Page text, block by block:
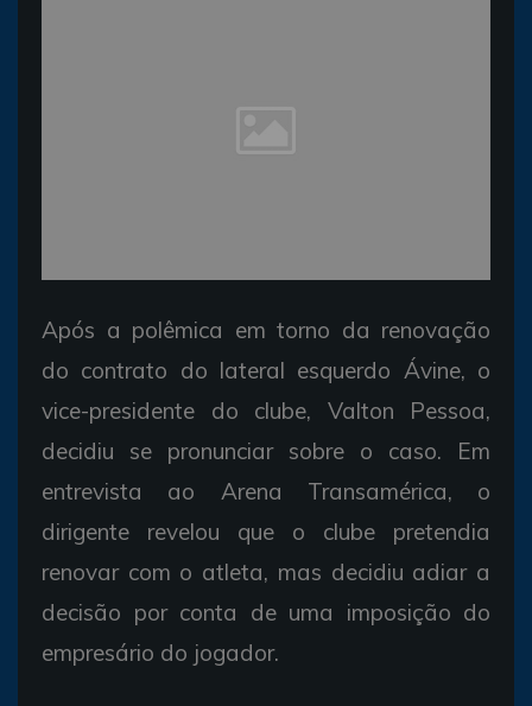
Após a polêmica em torno da renovação
do contrato do lateral esquerdo Ávine, o
vice-presidente do clube, Valton Pessoa,
decidiu se pronunciar sobre o caso. Em
entrevista ao Arena Transamérica, o
dirigente revelou que o clube pretendia
renovar com o atleta, mas decidiu adiar a
decisão por conta de uma imposição do
empresário do jogador.